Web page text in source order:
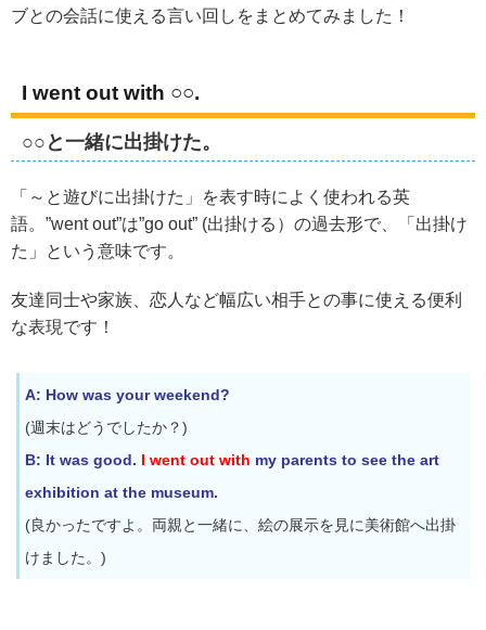
ブとの会話に使える言い回しをまとめてみました！
I went out with ○○.
○○と一緒に出掛けた。
「～と遊びに出掛けた」を表す時によく使われる英
語。”went out”は”go out” (出掛ける）の過去形で、「出掛け
た」という意味です。
友達同士や家族、恋人など幅広い相手との事に使える便利
な表現です！
A: How was your weekend?
(週末はどうでしたか？)
B: It was good. I went out with my parents to see the art
exhibition at the museum.
(良かったですよ。両親と一緒に、絵の展示を見に美術館へ出掛
けました。)